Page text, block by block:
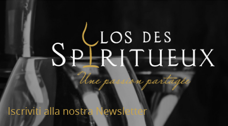
Iscriviti alla nostra Newsletter